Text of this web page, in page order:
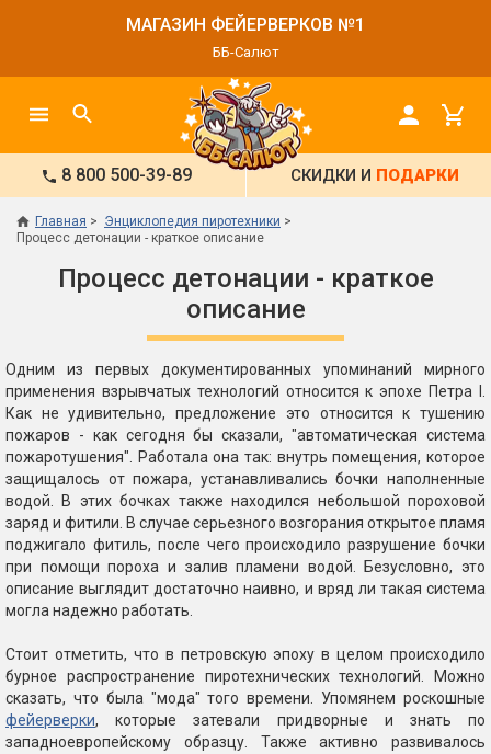
МАГАЗИН ФЕЙЕРВЕРКОВ №1
ББ-Салют
8 800 500-39-89 СКИДКИ И ПОДАРКИ
Главная
Энциклопедия пиротехники
Процесс детонации - краткое описание
Процесс детонации - краткое
описание
Одним из первых документированных упоминаний мирного
применения взрывчатых технологий относится к эпохе Петра I.
Как не удивительно, предложение это относится к тушению
пожаров - как сегодня бы сказали, "автоматическая система
пожаротушения". Работала она так: внутрь помещения, которое
защищалось от пожара, устанавливались бочки наполненные
водой. В этих бочках также находился небольшой пороховой
заряд и фитили. В случае серьезного возгорания открытое пламя
поджигало фитиль, после чего происходило разрушение бочки
при помощи пороха и залив пламени водой. Безусловно, это
описание выглядит достаточно наивно, и вряд ли такая система
могла надежно работать.
Стоит отметить, что в петровскую эпоху в целом происходило
бурное распространение пиротехнических технологий. Можно
сказать, что была "мода" того времени. Упомянем роскошные
фейерверки, которые затевали придворные и знать по
западноевропейскому образцу. Также активно развивалось